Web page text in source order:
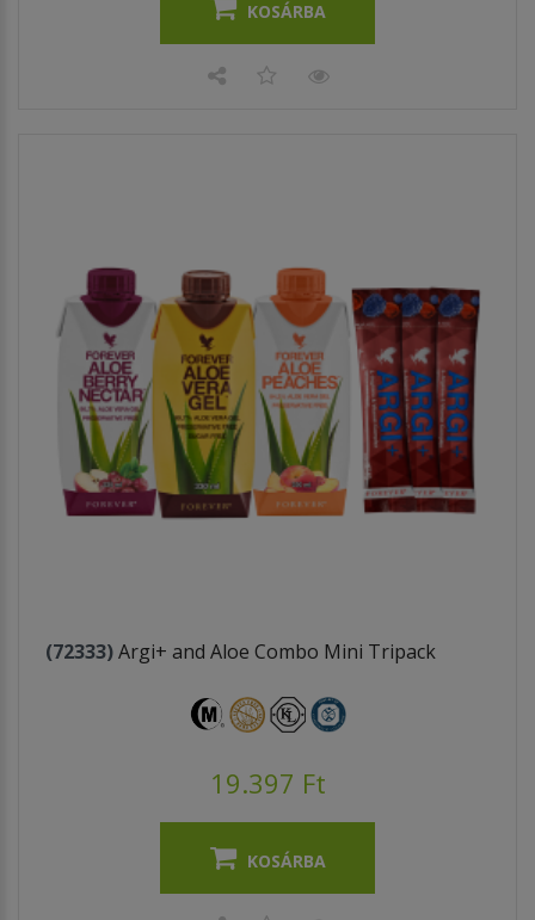
KOSÁRBA
(72333)Argi+ and Aloe Combo Mini Tripack
19.397 Ft
KOSÁRBA